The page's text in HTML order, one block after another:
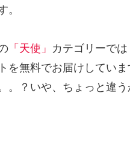
。
「天使」 カテゴリーで
を無料でお届けしてい
。？いや、ちょっと違